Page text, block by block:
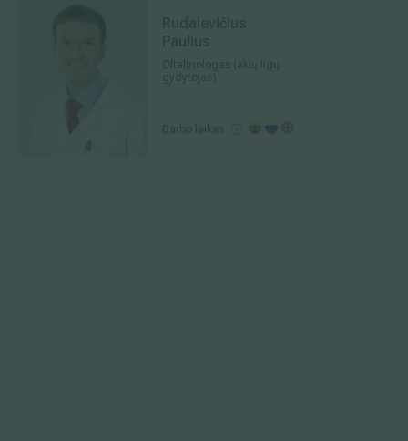
Rudalevičius
Paulius
Oftalmologas (akių ligų
gydytojas)
Darbo laikas